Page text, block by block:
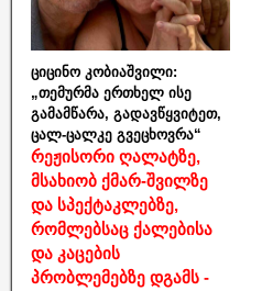
ციცინო კობიაშვილი:
„თემურმა ერთხელ ისე
გამამწარა, გადავწყვიტეთ,
ცალ-ცალკე გვეცხოვრა“
რეჟისორი ღალატზე,
მსახიობ ქმარ-შვილზე
და სპექტაკლებზე,
რომლებსაც ქალებისა
და კაცების
პრობლემებზე დგამს -